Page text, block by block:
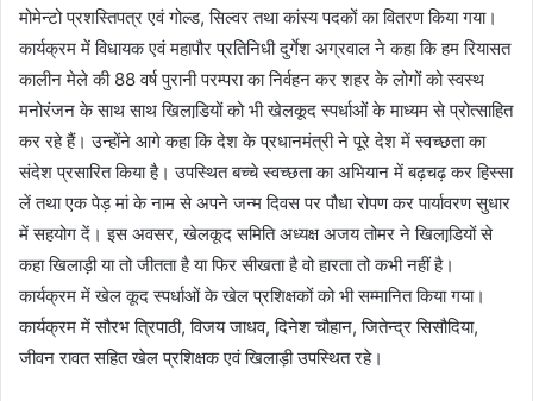
मोमेन्टो प्रशस्तिपत्र एवं गोल्ड, सिल्वर तथा कांस्य पदकों का वितरण किया गया।
कार्यक्रम में विधायक एवं महापौर प्रतिनिधी दुर्गेश अग्रवाल ने कहा कि हम रियासत
कालीन मेले की 88 वर्ष पुरानी परम्परा का निर्वहन कर शहर के लोगों को स्वस्थ
मनोरंजन के साथ साथ खिलाडि़यों को भी खेलकूद स्पर्धाओं के माध्यम से प्रोत्साहित
कर रहे हैं। उन्होंने आगे कहा कि देश के प्रधानमंत्री ने पूरे देश में स्वच्छता का
संदेश प्रसारित किया है। उपस्थित बच्चे स्वच्छता का अभियान में बढ़चढ़ कर हिस्सा
लें तथा एक पेड़ मां के नाम से अपने जन्म दिवस पर पौधा रोपण कर पार्यावरण सुधार
में सहयोग दें। इस अवसर, खेलकूद समिति अध्यक्ष अजय तोमर ने खिलाडि़यों से
कहा खिलाड़ी या तो जीतता है या फिर सीखता है वो हारता तो कभी नहीं है।
कार्यक्रम में खेल कूद स्पर्धाओं के खेल प्रशिक्षकों को भी सम्मानित किया गया।
कार्यक्रम में सौरभ त्रिपाठी, विजय जाधव, दिनेश चौहान, जितेन्द्र सिसौदिया,
जीवन रावत सहित खेल प्रशिक्षक एवं खिलाड़ी उपस्थित रहे।